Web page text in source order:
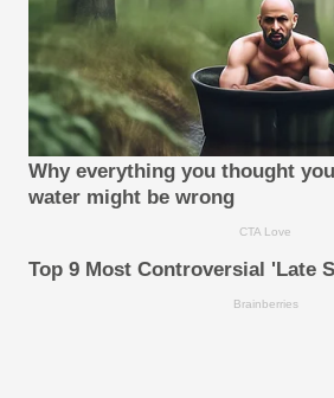
Why everything you thought
water might be wrong
CTA Love
Top 9 Most Controversial 'Late
Brainberries